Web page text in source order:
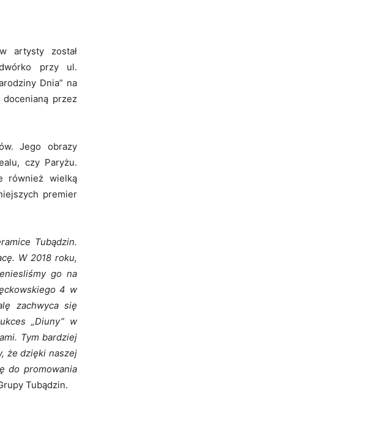
artysty został
przy ul.
Dnia” na
przez
Jego obrazy
czy Paryżu.
również wielką
premier
Tubądzin.
W 2018 roku,
go na
4 w
zachwyca się
„Diuny” w
Tym bardziej
że dzięki naszej
do promowania
Tubądzin.